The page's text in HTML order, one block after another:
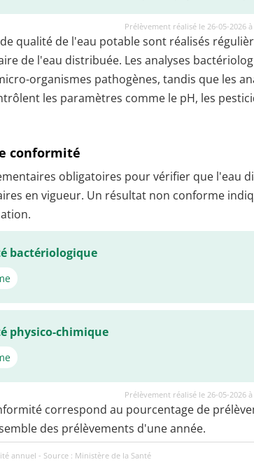
Prélèvement réalisé le 26-05-2026
qualité de l'eau potable sont réalisés
de l'eau distribuée. Les analyses
organismes pathogènes, tandis que les
les paramètres comme le pH, les
conformité
obligatoires pour vérifier que l'eau
en vigueur. Un résultat non conforme
bactériologique
physico-chimique
Prélèvement réalisé le 26-05-2026
correspond au pourcentage de
des prélèvements d'une année.
annuel - Source : Ministère de la Santé